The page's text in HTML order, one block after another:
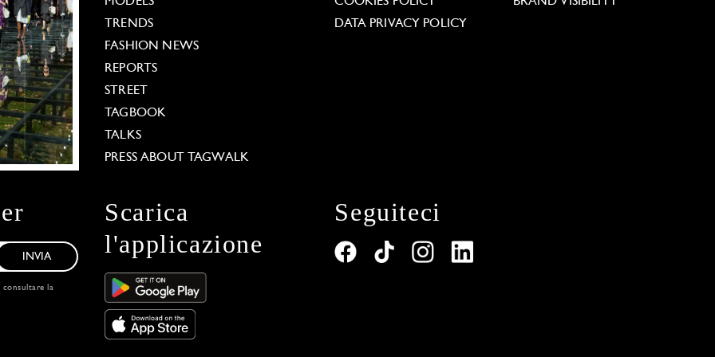
TRENDS
FASHION NEWS
REPORTS
STREET
TAGBOOK
TALKS
PRESS ABOUT TAGWALK
DATA PRIVACY POLICY
INVIA
consultare la
Scarica
l'applicazione
Seguiteci